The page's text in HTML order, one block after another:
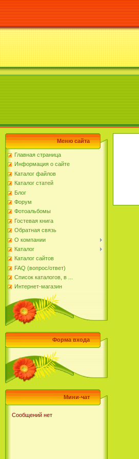
Меню сайта
Главная страница
Информация о сайте
Каталог файлов
Каталог статей
Блог
Форум
Фотоальбомы
Гостевая книга
Обратная связь
О компании
Каталог
Каталог сайтов
FAQ (вопрос/ответ)
Список каталогов, в ...
Интернет-магазин
Форма входа
Мини-чат